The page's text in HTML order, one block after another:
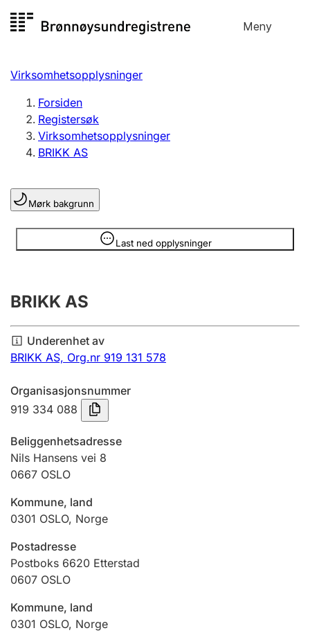
til
Meny
Registersøk
Aksjeselskap
Enkeltpersonforetak
Registrere, endre, slette
Lag og forening
Registrere, endre, slette
Årsregnskap
Innsending og forsinkelsesgebyr
Tinglysing
Jeger
Betaling og jegeravgiftskort
Ektepaktveileder
Offentlig sektor
Andre tema
Virksomhetsopplysninger
Forsiden
Registersøk
Virksomhetsopplysninger
BRIKK AS
Mørk bakgrunn
Last ned opplysninger
Opplysninger er skjult
BRIKK AS
Underenhet av
BRIKK AS, Org.nr 919 131 578
Organisasjonsnummer
919 334 088
Beliggenhetsadresse
Nils Hansens vei 8
0667 OSLO
Kommune, land
0301 OSLO, Norge
Postadresse
Postboks 6620 Etterstad
0607 OSLO
Kommune, land
0301 OSLO, Norge